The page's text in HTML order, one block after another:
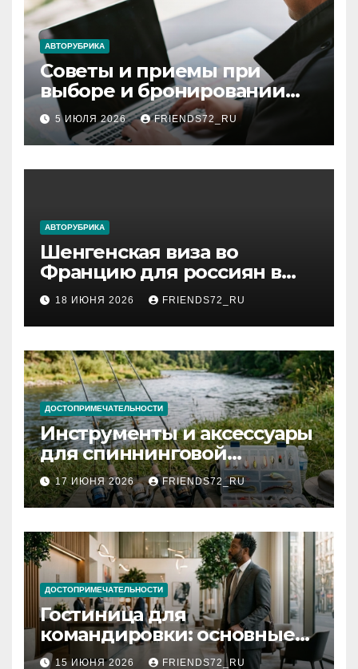
АВТОРУБРИКА
Советы и приемы при
выборе и бронировании
авиабилетов
5 ИЮЛЯ 2026 FRIENDS72_RU
АВТОРУБРИКА
Шенгенская виза во
Францию для россиян в
2026 году: сроки от 3 дней
и список необходимых
документов
18 ИЮНЯ 2026 FRIENDS72_RU
ДОСТОПРИМЕЧАТЕЛЬНОСТИ
Инструменты и аксессуары
для спиннинговой
рыбалки: назначение и
типы
17 ИЮНЯ 2026 FRIENDS72_RU
ДОСТОПРИМЕЧАТЕЛЬНОСТИ
Гостиница для
командировки: основные
критерии выбора
15 ИЮНЯ 2026 FRIENDS72_RU